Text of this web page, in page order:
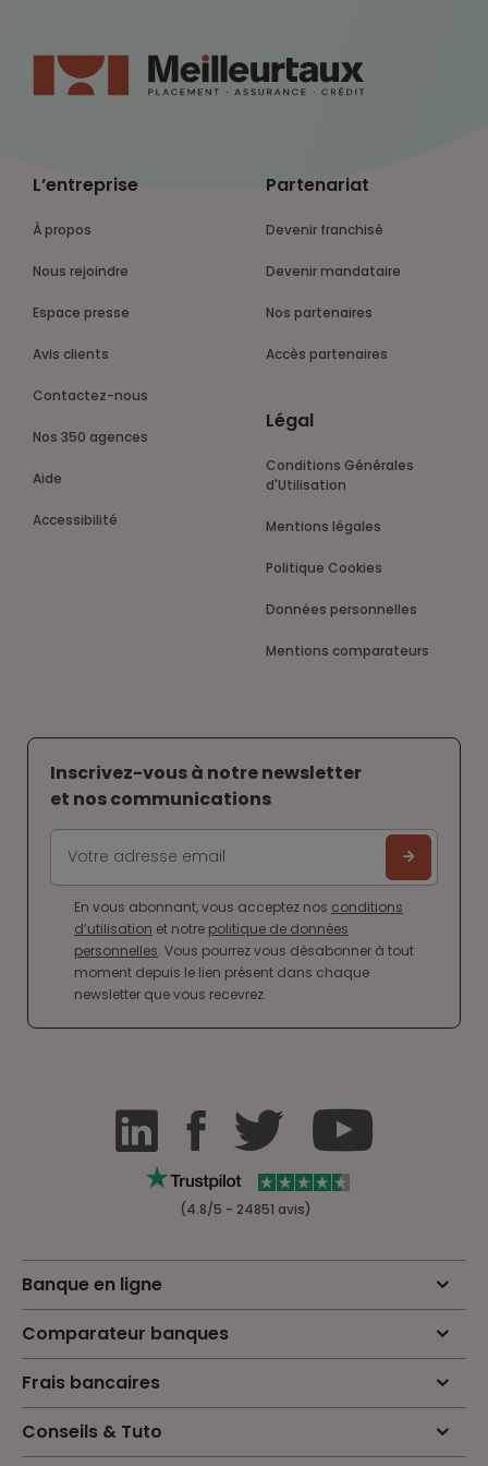
L’entreprise
À propos
Nous rejoindre
Espace presse
Avis clients
Contactez-nous
Nos 350 agences
Aide
Accessibilité
Partenariat
Devenir franchisé
Devenir mandataire
Nos partenaires
Accès partenaires
Légal
Conditions Générales
d'Utilisation
Mentions légales
Politique Cookies
Données personnelles
Mentions comparateurs
Inscrivez-vous à notre newsletter
et nos communications
En vous abonnant, vous acceptez nos conditions
d’utilisation et notre politique de données
personnelles. Vous pourrez vous désabonner à tout
moment depuis le lien présent dans chaque
newsletter que vous recevrez.
(4.8/5 - 24851 avis)
Banque en ligne
Comparateur banques
Frais bancaires
Conseils & Tuto